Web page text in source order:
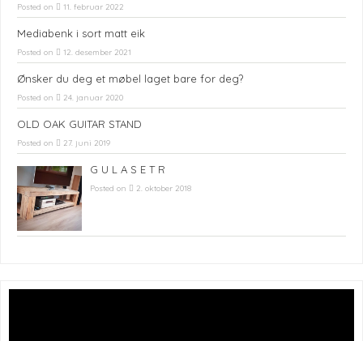
Posted on 11. februar 2022
Mediabenk i sort matt eik
Posted on 12. desember 2021
Ønsker du deg et møbel laget bare for deg?
Posted on 24. januar 2020
OLD OAK GUITAR STAND
Posted on 27. juni 2019
G U L A S E T R
Posted on 2. oktober 2018